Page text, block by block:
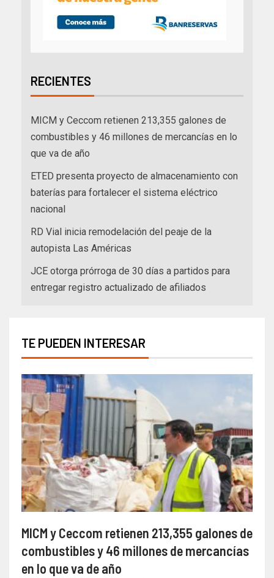
RECIENTES
MICM y Ceccom retienen 213,355 galones de
combustibles y 46 millones de mercancías en lo
que va de año
ETED presenta proyecto de almacenamiento con
baterías para fortalecer el sistema eléctrico
nacional
RD Vial inicia remodelación del peaje de la
autopista Las Américas
JCE otorga prórroga de 30 días a partidos para
entregar registro actualizado de afiliados
TE PUEDEN INTERESAR
MICM y Ceccom retienen 213,355 galones de
combustibles y 46 millones de mercancías
en lo que va de año